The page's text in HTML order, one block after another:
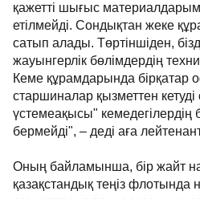
қажетті шығыс
етілмейді. Сондықтан жеке
сатып алады. Төртіншіден,
жауынгерлік бөлімдердің
Кеме құрамдарында бірқатар
старшиналар қызметтен
үстемеақысы" кемедегілердің
бермейді", – деді аға
Оның байламынша, бір жайт
қазақстандық теңіз флотында